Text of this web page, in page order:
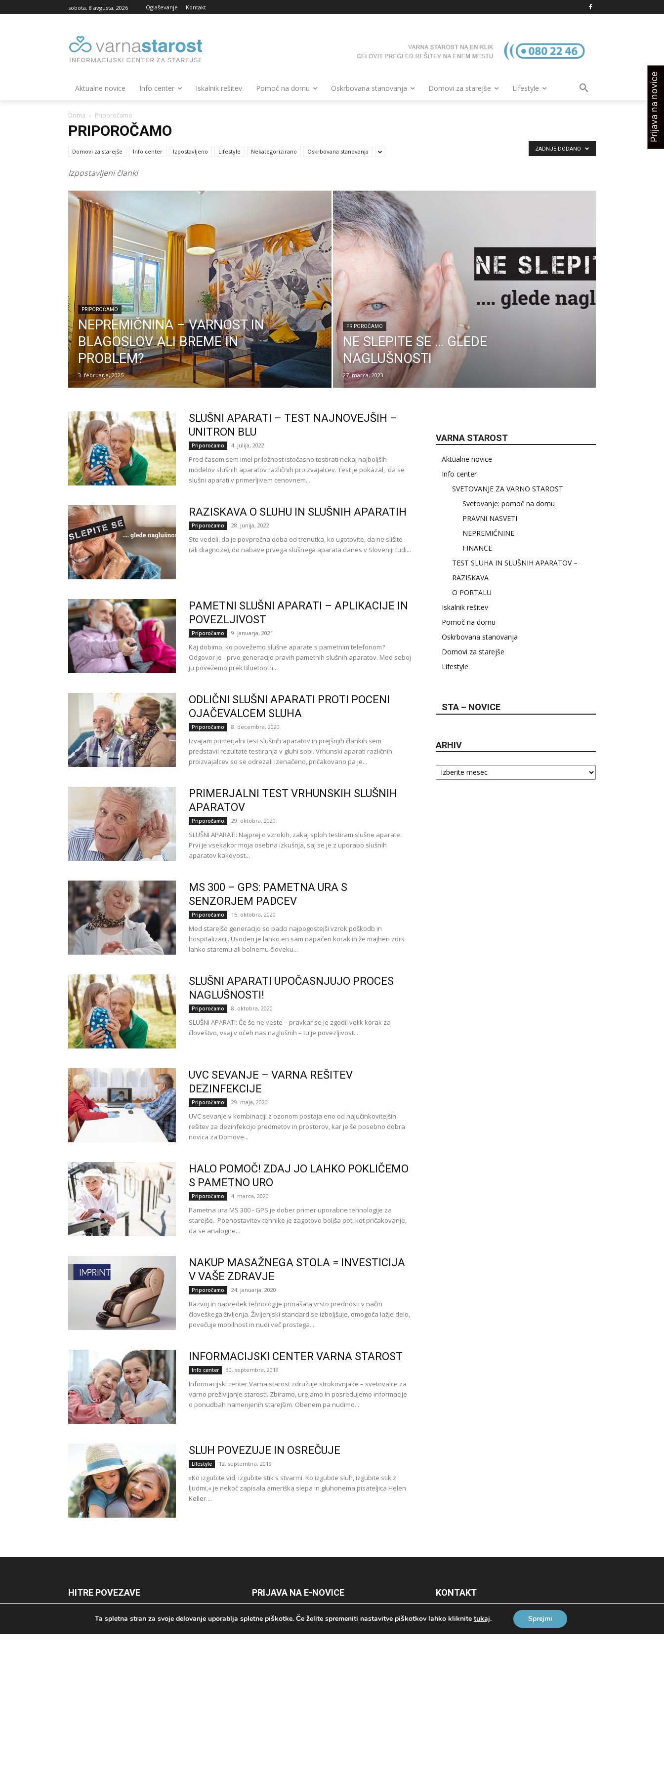
sobota, 8 avgusta, 2026 Oglaševanje Kontakt
Aktualne novice Info center Iskalnik rešitev Pomoč na domu Oskrbovana stanovanja Domovi za starejše Lifestyle
Doma Priporočamo
PRIPOROČAMO
Domovi za starejše Info center Izpostavljeno Lifestyle Nekategorizirano Oskrbovana stanovanja
Izpostavljeni članki
ZADNJE DODANO
PRIPOROČAMO
NEPREMIČNINA – VARNOST IN
BLAGOSLOV ALI BREME IN
PROBLEM?
3. februarja, 2025
PRIPOROČAMO
NE SLEPITE SE … GLEDE
NAGLUŠNOSTI
27. marca, 2023
SLUŠNI APARATI – TEST NAJNOVEJŠIH –
UNITRON BLU
Priporočamo 4. julija, 2022
Pred časom sem imel priložnost istočasno testirati nekaj najboljših
modelov slušnih aparatov različnih proizvajalcev. Test je pokazal, da se
slušni aparati v primerljivem cenovnem...
RAZISKAVA O SLUHU IN SLUŠNIH APARATIH
Priporočamo 28. junija, 2022
Ste vedeli, da je povprečna doba od trenutka, ko ugotovite, da ne slišite
(ali diagnoze), do nabave prvega slušnega aparata danes v Sloveniji tudi...
PAMETNI SLUŠNI APARATI – APLIKACIJE IN
POVEZLJIVOST
Priporočamo 9. januarja, 2021
Kaj dobimo, ko povežemo slušne aparate s pametnim telefonom?
Odgovor je - prvo generacijo pravih pametnih slušnih aparatov. Med seboj
ju povežemo prek Bluetooth...
ODLIČNI SLUŠNI APARATI PROTI POCENI
OJAČEVALCEM SLUHA
Priporočamo 8. decembra, 2020
Izvajam primerjalni test slušnih aparatov in prejšnjih člankih sem
predstavil rezultate testiranja v gluhi sobi. Vrhunski aparati različnih
proizvajalcev so se odrezali izenačeno, pričakovano pa je...
PRIMERJALNI TEST VRHUNSKIH SLUŠNIH
APARATOV
Priporočamo 29. oktobra, 2020
SLUŠNI APARATI: Najprej o vzrokih, zakaj sploh testiram slušne aparate.
Prvi je vsekakor moja osebna izkušnja, saj se je z uporabo slušnih
aparatov kakovost...
MS 300 – GPS: PAMETNA URA S
SENZORJEM PADCEV
Priporočamo 15. oktobra, 2020
Med starejšo generacijo so padci najpogostejši vzrok poškodb in
hospitalizacij. Usoden je lahko en sam napačen korak in že majhen zdrs
lahko staremu ali bolnemu človeku...
SLUŠNI APARATI UPOČASNJUJO PROCES
NAGLUŠNOSTI!
Priporočamo 8. oktobra, 2020
SLUŠNI APARATI: Če še ne veste – pravkar se je zgodil velik korak za
človeštvo, vsaj v očeh nas naglušnih – tu je povezljivost...
UVC SEVANJE – VARNA REŠITEV
DEZINFEKCIJE
Priporočamo 29. maja, 2020
UVC sevanje v kombinaciji z ozonom postaja eno od najučinkovitejših
rešitev za dezinfekcijo predmetov in prostorov, kar je še posebno dobra
novica za Domove...
HALO POMOČ! ZDAJ JO LAHKO POKLIČEMO
S PAMETNO URO
Priporočamo 4. marca, 2020
Pametna ura MS 300 - GPS je dober primer uporabne tehnologije za
starejše. Poenostavitev tehnike je zagotovo boljša pot, kot pričakovanje,
da se analogne...
NAKUP MASAŽNEGA STOLA = INVESTICIJA
V VAŠE ZDRAVJE
Priporočamo 24. januarja, 2020
Razvoj in napredek tehnologije prinašata vrsto prednosti v način
človeškega življenja. Življenjski standard se izboljšuje, omogoča lažje delo,
povečuje mobilnost in nudi več prostega...
INFORMACIJSKI CENTER VARNA STAROST
Info center 30. septembra, 2019
Informacijski center Varna starost združuje strokovnjake – svetovalce za
varno preživljanje starosti. Zbiramo, urejamo in posredujemo informacije
o ponudbah namenjenih starejšim. Obenem pa nudimo...
SLUH POVEZUJE IN OSREČUJE
Lifestyle 12. septembra, 2019
»Ko izgubite vid, izgubite stik s stvarmi. Ko izgubite sluh, izgubite stik z
ljudmi,« je nekoč zapisala ameriška slepa in gluhonema pisateljica Helen
Keller....
VARNA STAROST
Aktualne novice
Info center
SVETOVANJE ZA VARNO STAROST
Svetovanje: pomoč na domu
PRAVNI NASVETI
NEPREMIČNINE
FINANCE
TEST SLUHA IN SLUŠNIH APARATOV –
RAZISKAVA
O PORTALU
Iskalnik rešitev
Pomoč na domu
Oskrbovana stanovanja
Domovi za starejše
Lifestyle
STA – NOVICE
ARHIV
Arhiv
HITRE POVEZAVE
Varna starost
O portalu
PRIJAVA NA E-NOVICE
Ime / Name
KONTAKT
Prijava na novice
Ta spletna stran za svoje delovanje uporablja spletne piškotke. Če želite spremeniti nastavitve piškotkov lahko kliknite tukaj. Sprejmi